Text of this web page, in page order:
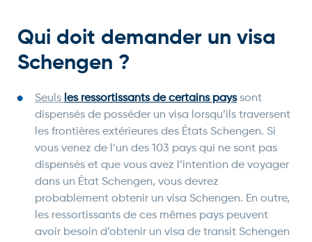
Qui doit demander un visa
Schengen ?
Seuls les ressortissants de certains payssont
dispensés de posséder un visa lorsqu’ils traversent
les frontières extérieures des États Schengen. Si
vous venez de l’un des 103 pays qui ne sont pas
dispensés et que vous avez l’intention de voyager
dans un État Schengen, vous devrez
probablement obtenir un visa Schengen. En outre,
les ressortissants de ces mêmes pays peuvent
avoir besoin d’obtenir un visa de transit Schengen